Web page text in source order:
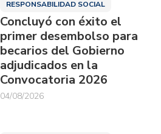
RESPONSABILIDAD SOCIAL
Concluyó con éxito el
primer desembolso para
becarios del Gobierno
adjudicados en la
Convocatoria 2026
04/08/2026